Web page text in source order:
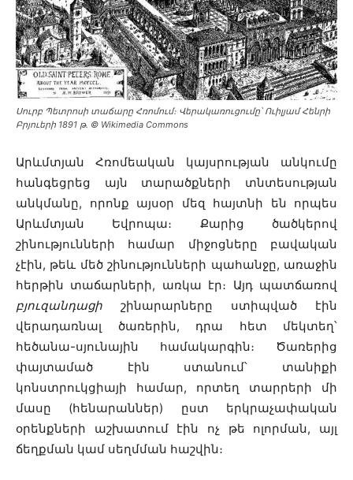
Սուրբ Պետրոսի տաճարը Հռոմում։ Վերակառուցումը՝ Ուիլյամ Հենրի
Բրյուերի 1891 թ․ © Wikimedia Commons
Արևմտյան Հռոմեական կայսրության անկումը
հանգեցրեց այն տարածքների տնտեսության
անկմանը, որոնք այսօր մեզ հայտնի են որպես
Արևմտյան Եվրոպա։ Քարից ծածկերով
շինությունների համար միջոցները բավական
չէին, թեև մեծ շինությունների պահանջը, առաջին
հերթին տաճարների, առկա էր։ Այդ պատճառով
բյուզանդացի շինարարները ստիպված էին
վերադառնալ ծառերին, դրա հետ մեկտեղ՝
հեծանա-սյունային համակարգին։ Ծառերից
փայտամած էին ստանում՝ տանիքի
կոնստրուկցիայի համար, որտեղ տարրերի մի
մասը (հենարաններ) ըստ երկրաչափական
օրենքների աշխատում էին ոչ թե ոլորման, այլ
ճեղքման կամ սեղմման հաշվին։